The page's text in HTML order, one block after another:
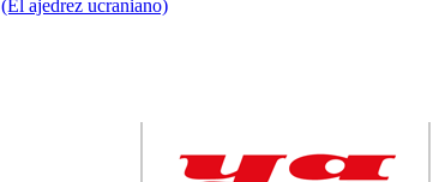
(El ajedrez ucraniano)